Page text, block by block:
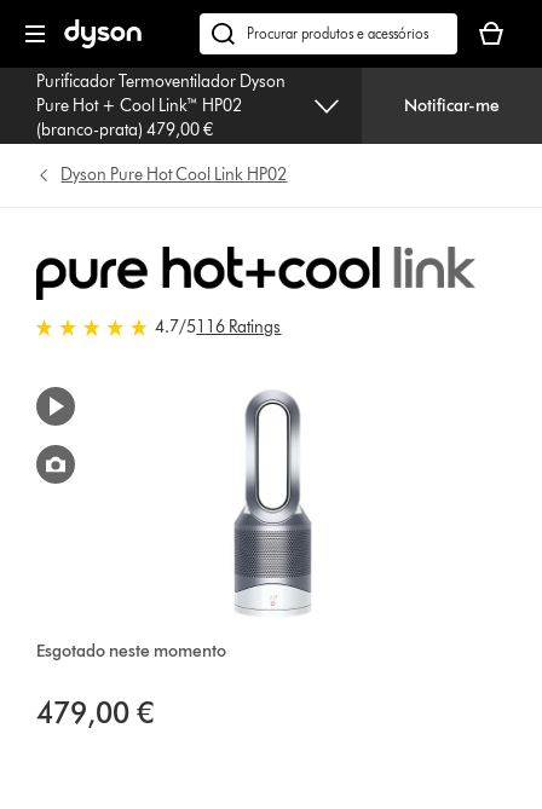
seguinte
Pesquisar
em
dyson.pt
seu
cesto
compras
está
Purificador Termoventilador Dyson
Pure Hot + Cool Link™ HP02
(branco-prata) 479,00 €
Notificar-me
Dyson Pure Hot Cool Link HP02
4.7 estrelas de 5 em 116 Ratings
4.7/5116 Ratings
Esgotado neste momento
479,00 €